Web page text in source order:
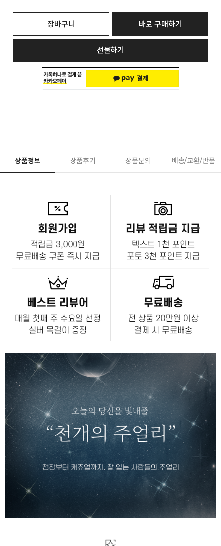
장바구니 바로 구매하기
선물하기
상품정보 상품후기 상품문의 배송/교환/반품